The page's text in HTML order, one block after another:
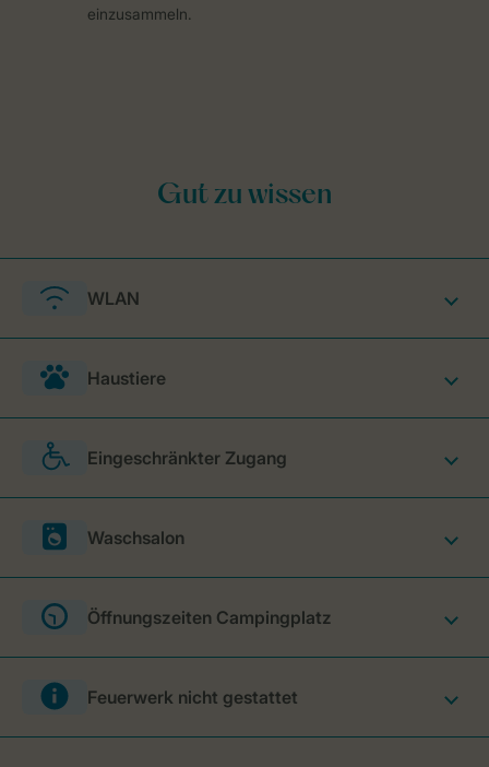
einzusammeln.
WLAN
Haustiere
Eingeschränkter Zugang
Waschsalon
Öffnungszeiten Campingplatz
Feuerwerk nicht gestattet